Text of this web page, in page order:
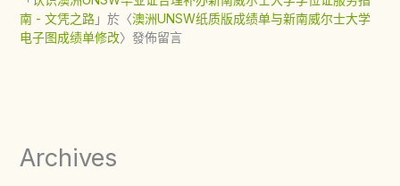
南 - 文凭之路」於〈澳洲UNSW纸质版成绩单与新南威尔士大学
电子图成绩单修改〉發佈留言
Archives